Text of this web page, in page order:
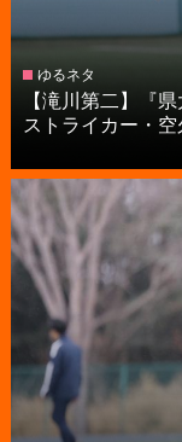
ゆるネタ
【滝川第二】『
ストライカー・